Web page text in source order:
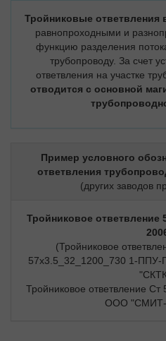
Тройниковые ответвления
равнопроходными и
функцию разделения
трубопроводу. За счет
ответвления на участке
отводится с основной
Пример условного
ответвления
(других заводов
Тройниковое
(Тройниковое
57х3.5_32_1200_730 1-
Тройниковое ответвление
ООО "СМИТ-